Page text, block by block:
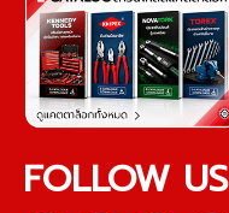
FOLLOW US